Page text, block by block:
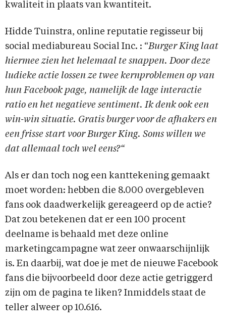
kwaliteit in plaats van kwantiteit.
Hidde Tuinstra, online reputatie regisseur bij
social mediabureau Social Inc. : “Burger King laat
hiermee zien het helemaal te snappen. Door deze
ludieke actie lossen ze twee kernproblemen op van
hun Facebook page, namelijk de lage interactie
ratio en het negatieve sentiment. Ik denk ook een
win-win situatie. Gratis burger voor de afhakers en
een frisse start voor Burger King. Soms willen we
dat allemaal toch wel eens?“
Als er dan toch nog een kanttekening gemaakt
moet worden: hebben die 8.000 overgebleven
fans ook daadwerkelijk gereageerd op de actie?
Dat zou betekenen dat er een 100 procent
deelname is behaald met deze online
marketingcampagne wat zeer onwaarschijnlijk
is. En daarbij, wat doe je met de nieuwe Facebook
fans die bijvoorbeeld door deze actie getriggerd
zijn om de pagina te liken? Inmiddels staat de
teller alweer op 10.616.